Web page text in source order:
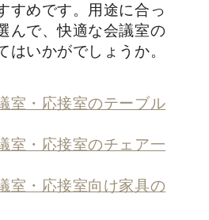
すめです。用途に合っ
んで、快適な会議室の
はいかがでしょうか。
室・応接室のテーブル
室・応接室のチェア一
室・応接室向け家具の